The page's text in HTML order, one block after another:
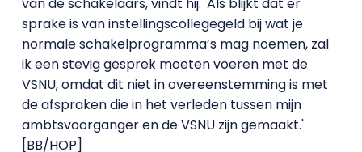
sprake is van instellingscollegegeld bij wat je
normale schakelprogramma’s mag noemen, zal
ik een stevig gesprek moeten voeren met de
VSNU, omdat dit niet in overeenstemming is met
de afspraken die in het verleden tussen mijn
ambtsvoorganger en de VSNU zijn gemaakt.'
[BB/HOP]